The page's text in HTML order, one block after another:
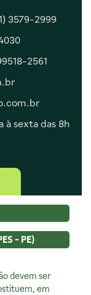
3579-2999
2561
à sexta das 8h
- PE)
devem ser
em